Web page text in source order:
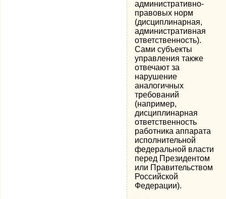
административно-
правовых норм
(дисциплинарная,
административная
ответственность).
Сами субъекты
управления также
отвечают за
нарушение
аналогичных
требований
(например,
дисциплинарная
ответственность
работника аппарата
исполнительной
федеральной власти
перед Президентом
или Правительством
Российской
Федерации).